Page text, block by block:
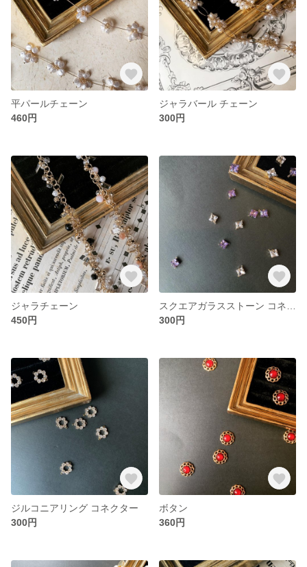
平パールチェーン
460円
ジャラバール チェーン
300円
ジャラチェーン
450円
300円
ジルコニアリング コネクター
300円
ボタン
360円